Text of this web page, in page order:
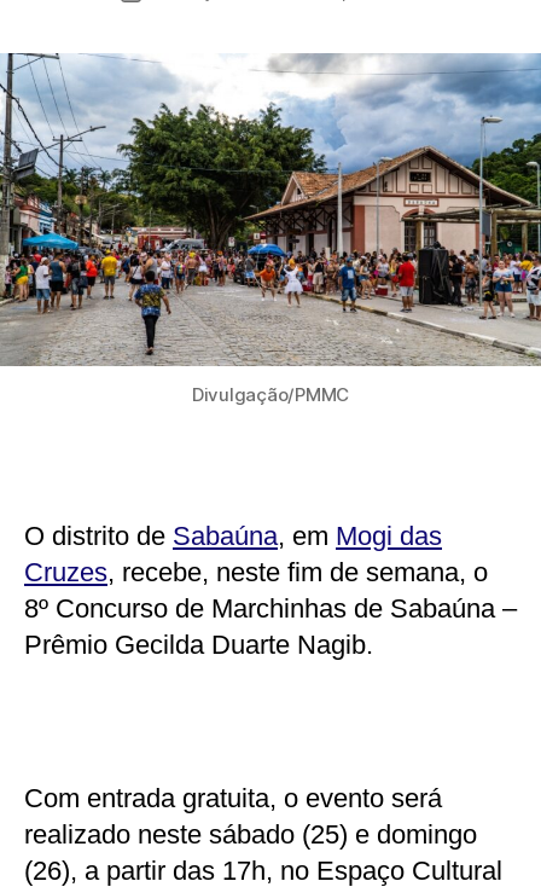
post
Divulgação/PMMC
O distrito de Sabaúna, em Mogi das
Cruzes, recebe, neste fim de semana, o
8º Concurso de Marchinhas de Sabaúna –
Prêmio Gecilda Duarte Nagib.
Com entrada gratuita, o evento será
realizado neste sábado (25) e domingo
(26), a partir das 17h, no Espaço Cultural